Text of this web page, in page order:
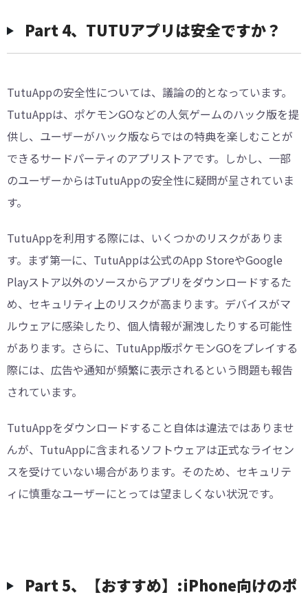
Part 4、TUTUアプリは安全ですか？
TutuAppの安全性については、議論の的となっています。
TutuAppは、ポケモンGOなどの人気ゲームのハック版を提
供し、ユーザーがハック版ならではの特典を楽しむことが
できるサードパーティのアプリストアです。しかし、一部
のユーザーからはTutuAppの安全性に疑問が呈されていま
す。
TutuAppを利用する際には、いくつかのリスクがありま
す。まず第一に、TutuAppは公式のApp StoreやGoogle
Playストア以外のソースからアプリをダウンロードするた
め、セキュリティ上のリスクが高まります。デバイスがマ
ルウェアに感染したり、個人情報が漏洩したりする可能性
があります。さらに、TutuApp版ポケモンGOをプレイする
際には、広告や通知が頻繁に表示されるという問題も報告
されています。
TutuAppをダウンロードすること自体は違法ではありませ
んが、TutuAppに含まれるソフトウェアは正式なライセン
スを受けていない場合があります。そのため、セキュリテ
ィに慎重なユーザーにとっては望ましくない状況です。
Part 5、【おすすめ】:iPhone向けのポ